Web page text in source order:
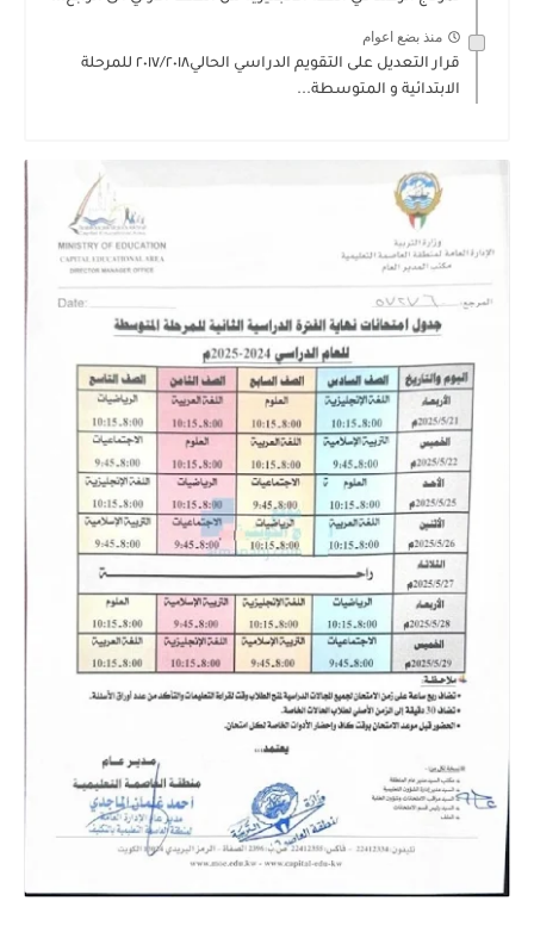
منذ بضع اعوام
قرار التعديل على التقويم الدراسي الحالي٢٠١٧/٢٠١٨ للمرحلة
الابتدائية و المتوسطة...